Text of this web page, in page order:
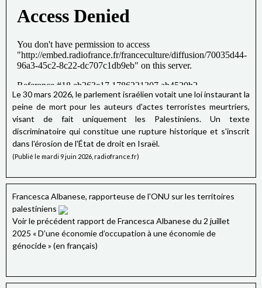
Le 30 mars 2026, le parlement israélien votait une loi instaurant la
peine de mort pour les auteurs d'actes terroristes meurtriers,
visant de fait uniquement les Palestiniens. Un texte
discriminatoire qui constitue une rupture historique et s'inscrit
dans l'érosion de l'État de droit en Israël.
(Publié le mardi 9 juin 2026, radiofrance.fr)
Francesca Albanese, rapporteuse de l'ONU sur les territoires
palestiniens
Voir le précédent rapport de Francesca Albanese du 2 juillet
2025 « D’une économie d’occupation à une économie de
génocide » (en français)